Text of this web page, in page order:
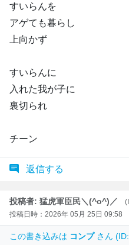
すいらんを
アゲても暮らし
上向かず
すいらんに
入れた我が子に
裏切られ
チーン
返信する
投稿者: 猛虎軍臣民＼(^o^)／
投稿日時：2026年 05月 25日 09:58
この書き込みは コンプ さん